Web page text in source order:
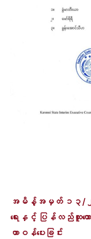
အမိန့်အမှတ် ၁၃/၂၀၂၃
ရေးနှင့် ပြန်လည်ထူထေ
တာဝန်ပေးခြင်း